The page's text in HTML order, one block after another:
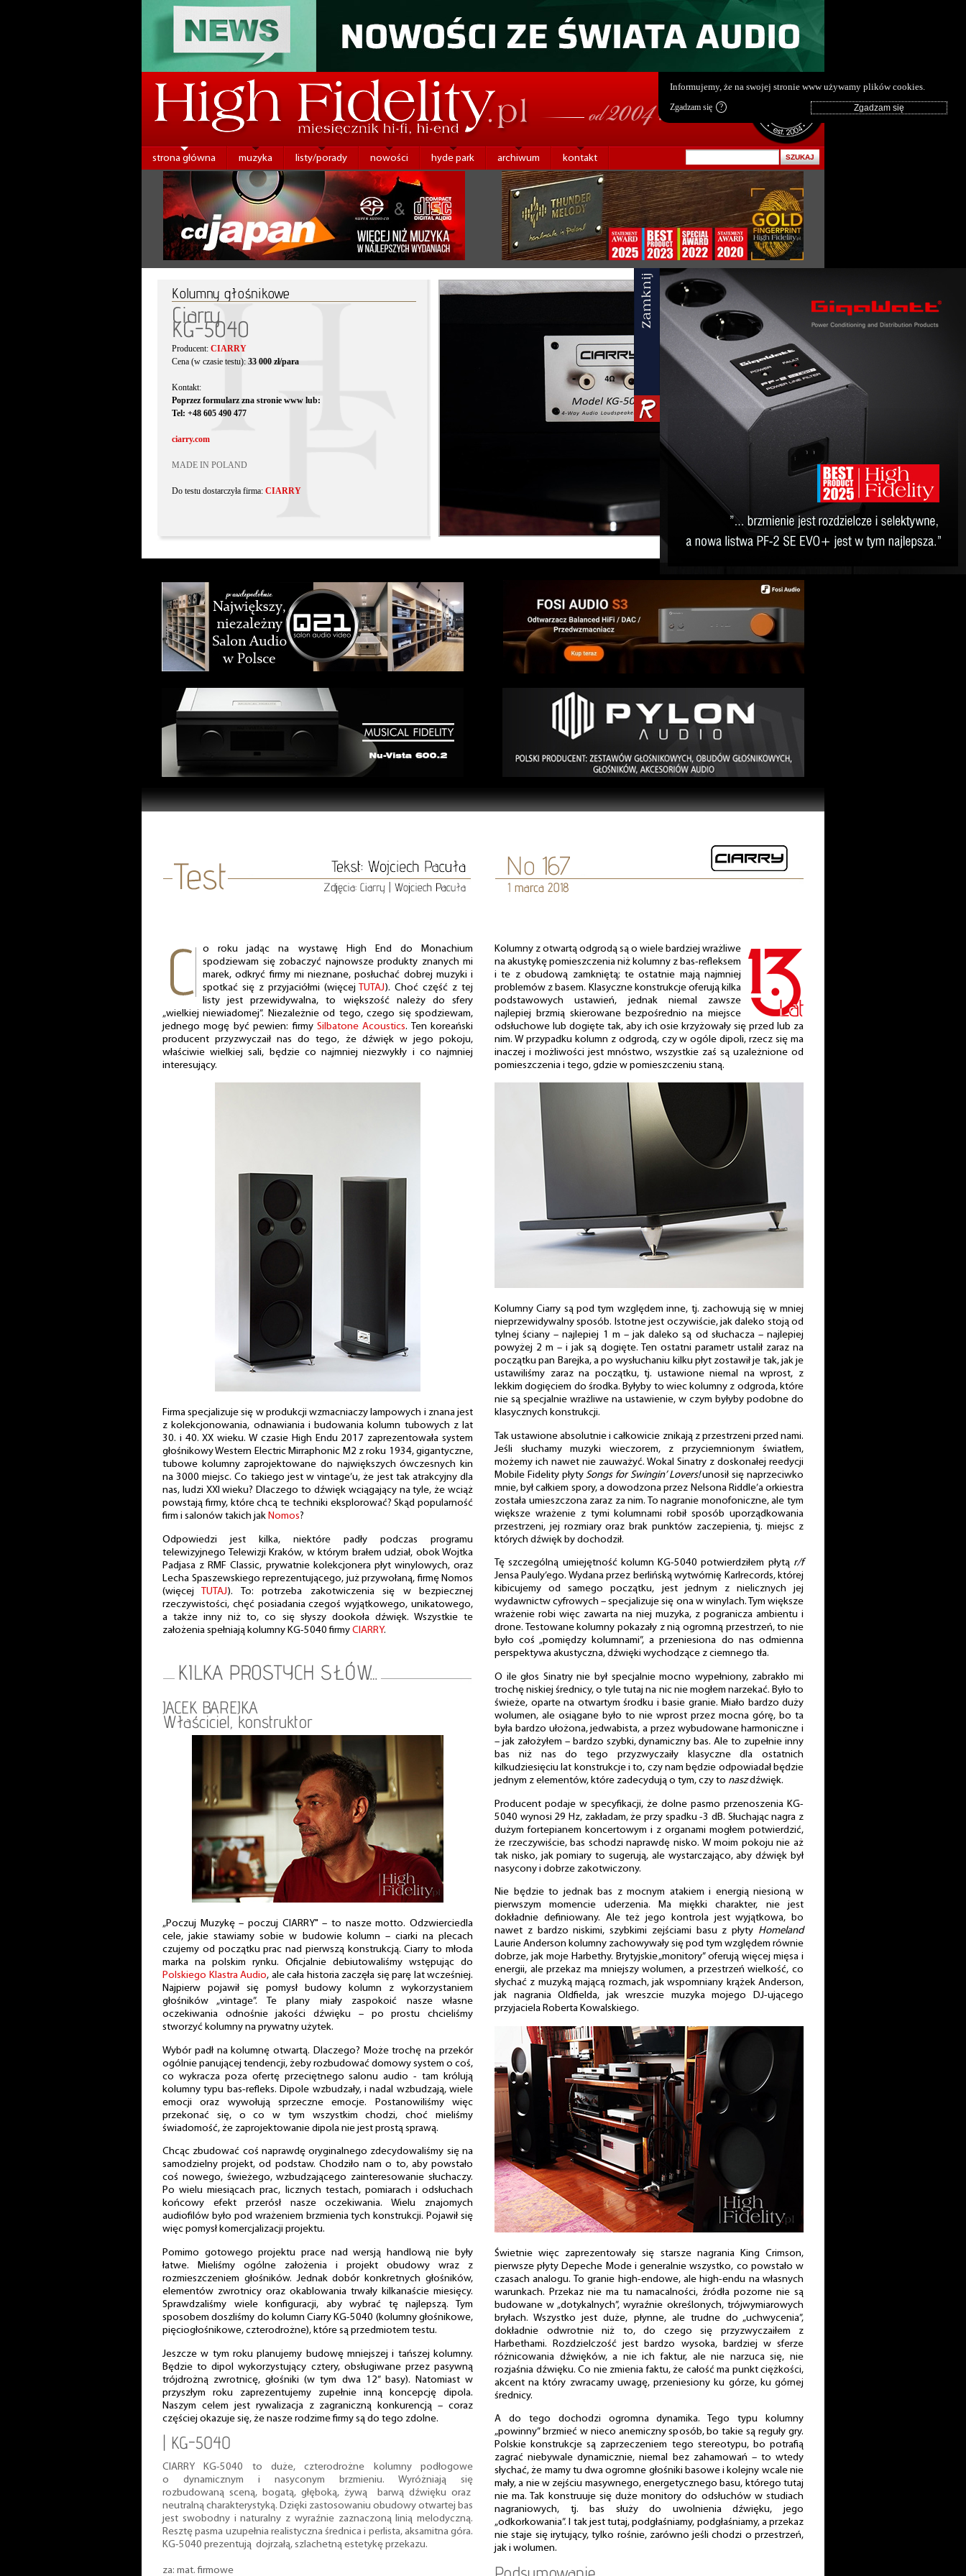
strona główna muzyka listy/porady nowości hyde park archiwum kontakt
Kolumny głośnikowe
Ciarry
KG-5040
Producent: CIARRY
Cena (w czasie testu): 33 000 zł/para
Kontakt:
Poprzez formularz zna stronie www lub:
Tel: +48 605 490 477
ciarry.com
MADE IN POLAND
Do testu dostarczyła firma: CIARRY
o roku jadąc na wystawę High End do Monachium
spodziewam się zobaczyć najnowsze produkty znanych mi
marek, odkryć firmy mi nieznane, posłuchać dobrej muzyki i
spotkać się z przyjaciółmi (więcejTUTAJ). Choć część z tej
listy jest przewidywalna, to większość należy do sfery
„wielkiej niewiadomej”. Niezależnie od tego, czego się spodziewam,
jednego mogę być pewien: firmy Silbatone Acoustics. Ten koreański
producent przyzwyczaił nas do tego, że dźwięk w jego pokoju,
właściwie wielkiej sali, będzie co najmniej niezwykły i co najmniej
interesujący.
Firma specjalizuje się w produkcji wzmacniaczy lampowych i znana jest
z kolekcjonowania, odnawiania i budowania kolumn tubowych z lat
30. i 40. XX wieku. W czasie High Endu 2017 zaprezentowała system
głośnikowy Western Electric Mirraphonic M2 z roku 1934, gigantyczne,
tubowe kolumny zaprojektowane do największych ówczesnych kin
na 3000 miejsc. Co takiego jest w vintage’u, że jest tak atrakcyjny dla
nas, ludzi XXI wieku? Dlaczego to dźwięk wciągający na tyle, że wciąż
powstają firmy, które chcą te techniki eksplorować? Skąd popularność
firm i salonów takich jak Nomos?
Odpowiedzi jest kilka, niektóre padły podczas programu
telewizyjnego Telewizji Kraków, w którym brałem udział, obok Wojtka
Padjasa z RMF Classic, prywatnie kolekcjonera płyt winylowych, oraz
Lecha Spaszewskiego reprezentującego, już przywołaną, firmę Nomos
(więcejTUTAJ). To: potrzeba zakotwiczenia się w bezpiecznej
rzeczywistości, chęć posiadania czegoś wyjątkowego, unikatowego,
a także inny niż to, co się słyszy dookoła dźwięk. Wszystkie te
założenia spełniają kolumny KG-5040 firmy CIARRY.
JACEK BAREJKA
Właściciel, konstruktor
„Poczuj Muzykę – poczuj CIARRY" – to nasze motto. Odzwierciedla
cele, jakie stawiamy sobie w budowie kolumn – ciarki na plecach
czujemy od początku prac nad pierwszą konstrukcją. Ciarry to młoda
marka na polskim rynku. Oficjalnie debiutowaliśmy wstępując do
Polskiego Klastra Audio, ale cała historia zaczęła się parę lat wcześniej.
Najpierw pojawił się pomysł budowy kolumn z wykorzystaniem
głośników „vintage”. Te plany miały zaspokoić nasze własne
oczekiwania odnośnie jakości dźwięku – po prostu chcieliśmy
stworzyć kolumny na prywatny użytek.
Wybór padł na kolumnę otwartą. Dlaczego? Może trochę na przekór
ogólnie panującej tendencji, żeby rozbudować domowy system o coś,
co wykracza poza ofertę przeciętnego salonu audio - tam królują
kolumny typu bas-refleks. Dipole wzbudzały, i nadal wzbudzają, wiele
emocji oraz wywołują sprzeczne emocje. Postanowiliśmy więc
przekonać się, o co w tym wszystkim chodzi, choć mieliśmy
świadomość, że zaprojektowanie dipola nie jest prostą sprawą.
Chcąc zbudować coś naprawdę oryginalnego zdecydowaliśmy się na
samodzielny projekt, od podstaw. Chodziło nam o to, aby powstało
coś nowego, świeżego, wzbudzającego zainteresowanie słuchaczy.
Po wielu miesiącach prac, licznych testach, pomiarach i odsłuchach
końcowy efekt przerósł nasze oczekiwania. Wielu znajomych
audiofilów było pod wrażeniem brzmienia tych konstrukcji. Pojawił się
więc pomysł komercjalizacji projektu.
Pomimo gotowego projektu prace nad wersją handlową nie były
łatwe. Mieliśmy ogólne założenia i projekt obudowy wraz z
rozmieszczeniem głośników. Jednak dobór konkretnych głośników,
elementów zwrotnicy oraz okablowania trwały kilkanaście miesięcy.
Sprawdzaliśmy wiele konfiguracji, aby wybrać tę najlepszą. Tym
sposobem doszliśmy do kolumn Ciarry KG-5040 (kolumny głośnikowe,
pięciogłośnikowe, czterodrożne), które są przedmiotem testu.
Jeszcze w tym roku planujemy budowę mniejszej i tańszej kolumny.
Będzie to dipol wykorzystujący cztery, obsługiwane przez pasywną
trójdrożną zwrotnicę, głośniki (w tym dwa 12” basy). Natomiast w
przyszłym roku zaprezentujemy zupełnie inną koncepcję dipola.
Naszym celem jest rywalizacja z zagraniczną konkurencją – coraz
częściej okazuje się, że nasze rodzime firmy są do tego zdolne.
| KG-5040
CIARRY KG-5040 to duże, czterodrożne kolumny podłogowe
o dynamicznym i nasyconym brzmieniu. Wyróżniają się
rozbudowaną sceną, bogatą, głęboką, żywą barwą dźwięku oraz
neutralną charakterystyką. Dzięki zastosowaniu obudowy otwartej bas
jest swobodny i naturalny z wyraźnie zaznaczoną linią melodyczną.
Resztę pasma uzupełnia realistyczna średnica i perlista, aksamitna góra.
KG-5040 prezentują dojrzałą, szlachetną estetykę przekazu.
za: mat. firmowe
Kolumny z otwartą odgrodą są o wiele bardziej wrażliwe
na akustykę pomieszczenia niż kolumny z bas-refleksem
i te z obudową zamkniętą; te ostatnie mają najmniej
problemów z basem. Klasyczne konstrukcje oferują kilka
podstawowych ustawień, jednak niemal zawsze
najlepiej brzmią skierowane bezpośrednio na miejsce
odsłuchowe lub dogięte tak, aby ich osie krzyżowały się przed lub za
nim. W przypadku kolumn z odgrodą, czy w ogóle dipoli, rzecz się ma
inaczej i możliwości jest mnóstwo, wszystkie zaś są uzależnione od
pomieszczenia i tego, gdzie w pomieszczeniu staną.
Kolumny Ciarry są pod tym względem inne, tj. zachowują się w mniej
nieprzewidywalny sposób. Istotne jest oczywiście, jak daleko stoją od
tylnej ściany – najlepiej 1 m – jak daleko są od słuchacza – najlepiej
powyżej 2 m – i jak są dogięte. Ten ostatni parametr ustalił zaraz na
początku pan Barejka, a po wysłuchaniu kilku płyt zostawił je tak, jak je
ustawiliśmy zaraz na początku, tj. ustawione niemal na wprost, z
lekkim dogięciem do środka. Byłyby to wiec kolumny z odgroda, które
nie są specjalnie wrażliwe na ustawienie, w czym byłyby podobne do
klasycznych konstrukcji.
Tak ustawione absolutnie i całkowicie znikają z przestrzeni przed nami.
Jeśli słuchamy muzyki wieczorem, z przyciemnionym światłem,
możemy ich nawet nie zauważyć. Wokal Sinatry z doskonałej reedycji
Mobile Fidelity płyty Songs for Swingin’ Lovers!unosił się naprzeciwko
mnie, był całkiem spory, a dowodzona przez Nelsona Riddle’a orkiestra
została umieszczona zaraz za nim. To nagranie monofoniczne, ale tym
większe wrażenie z tymi kolumnami robił sposób uporządkowania
przestrzeni, jej rozmiary oraz brak punktów zaczepienia, tj. miejsc z
których dźwięk by dochodził.
Tę szczególną umiejętność kolumn KG-5040 potwierdziłem płytą r/f
Jensa Pauly’ego. Wydana przez berlińską wytwórnię Karlrecords, której
kibicujemy od samego początku, jest jednym z nielicznych jej
wydawnictw cyfrowych – specjalizuje się ona w winylach. Tym większe
wrażenie robi więc zawarta na niej muzyka, z pogranicza ambientu i
drone. Testowane kolumny pokazały z nią ogromną przestrzeń, to nie
było coś „pomiędzy kolumnami”, a przeniesiona do nas odmienna
perspektywa akustyczna, dźwięki wychodzące z ciemnego tła.
O ile głos Sinatry nie był specjalnie mocno wypełniony, zabrakło mi
trochę niskiej średnicy, o tyle tutaj na nic nie mogłem narzekać. Było to
świeże, oparte na otwartym środku i basie granie. Miało bardzo duży
wolumen, ale osiągane było to nie wprost przez mocna górę, bo ta
była bardzo ułożona, jedwabista, a przez wybudowane harmoniczne i
– jak założyłem – bardzo szybki, dynamiczny bas. Ale to zupełnie inny
bas niż nas do tego przyzwyczaiły klasyczne dla ostatnich
kilkudziesięciu lat konstrukcje i to, czy nam będzie odpowiadał będzie
jednym z elementów, które zadecydują o tym, czy to naszdźwięk.
Producent podaje w specyfikacji, że dolne pasmo przenoszenia KG-
5040 wynosi 29 Hz, zakładam, że przy spadku -3 dB. Słuchając nagra z
dużym fortepianem koncertowym i z organami mogłem potwierdzić,
że rzeczywiście, bas schodzi naprawdę nisko. W moim pokoju nie aż
tak nisko, jak pomiary to sugerują, ale wystarczająco, aby dźwięk był
nasycony i dobrze zakotwiczony.
Nie będzie to jednak bas z mocnym atakiem i energią niesioną w
pierwszym momencie uderzenia. Ma miękki charakter, nie jest
dokładnie definiowany. Ale też jego kontrola jest wyjątkowa, bo
nawet z bardzo niskimi, szybkimi zejściami basu z płyty Homeland
Laurie Anderson kolumny zachowywały się pod tym względem równie
dobrze, jak moje Harbethy. Brytyjskie „monitory” oferują więcej mięsa i
energii, ale przekaz ma mniejszy wolumen, a przestrzeń wielkość, co
słychać z muzyką mającą rozmach, jak wspomniany krążek Anderson,
jak nagrania Oldfielda, jak wreszcie muzyka mojego DJ-ującego
przyjaciela Roberta Kowalskiego.
Świetnie więc zaprezentowały się starsze nagrania King Crimson,
pierwsze płyty Depeche Mode i generalnie wszystko, co powstało w
czasach analogu. To granie high-endowe, ale high-endu na własnych
warunkach. Przekaz nie ma tu namacalności, źródła pozorne nie są
budowane w „dotykalnych”, wyraźnie określonych, trójwymiarowych
bryłach. Wszystko jest duże, płynne, ale trudne do „uchwycenia”,
dokładnie odwrotnie niż to, do czego się przyzwyczaiłem z
Harbethami. Rozdzielczość jest bardzo wysoka, bardziej w sferze
różnicowania dźwięków, a nie ich faktur, ale nie narzuca się, nie
rozjaśnia dźwięku. Co nie zmienia faktu, że całość ma punkt ciężkości,
akcent na który zwracamy uwagę, przeniesiony ku górze, ku górnej
średnicy.
A do tego dochodzi ogromna dynamika. Tego typu kolumny
„powinny” brzmieć w nieco anemiczny sposób, bo takie są reguły gry.
Polskie konstrukcje są zaprzeczeniem tego stereotypu, bo potrafią
zagrać niebywale dynamicznie, niemal bez zahamowań – to wtedy
słychać, że mamy tu dwa ogromne głośniki basowe i kolejny wcale nie
mały, a nie w zejściu masywnego, energetycznego basu, którego tutaj
nie ma. Tak konstruuje się duże monitory do odsłuchów w studiach
nagraniowych, tj. bas służy do uwolnienia dźwięku, jego
„odkorkowania”. I tak jest tutaj, podgłaśniamy, podgłaśniamy, a przekaz
nie staje się irytujący, tylko rośnie, zarówno jeśli chodzi o przestrzeń,
jak i wolumen.
Informujemy, że na swojej stronie www używamy plików cookies.
Zgadzam się ?